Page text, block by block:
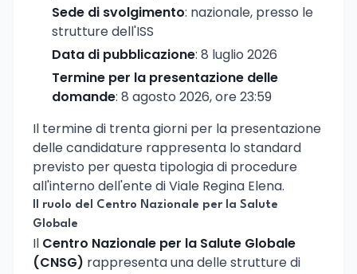
Sede di svolgimento: nazionale, presso le
strutture dell'ISS
Data di pubblicazione: 8 luglio 2026
Termine per la presentazione delle
domande: 8 agosto 2026, ore 23:59
Il termine di trenta giorni per la presentazione
delle candidature rappresenta lo standard
previsto per questa tipologia di procedure
all'interno dell'ente di Viale Regina Elena.
Il ruolo del Centro Nazionale per la Salute
Globale
Il Centro Nazionale per la Salute Globale
(CNSG) rappresenta una delle strutture di